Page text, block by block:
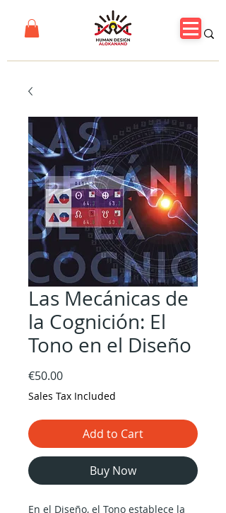
Las Mecánicas de
la Cognición: El
Tono en el Diseño
€50.00Price
Sales Tax Included
Add to Cart
Buy Now
En el Diseño, el Tono establece la